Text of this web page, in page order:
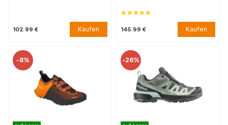
102.99 € Kaufen 145.99 € Kaufen
-8% -26%